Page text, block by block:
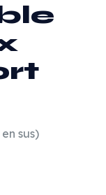
sus)